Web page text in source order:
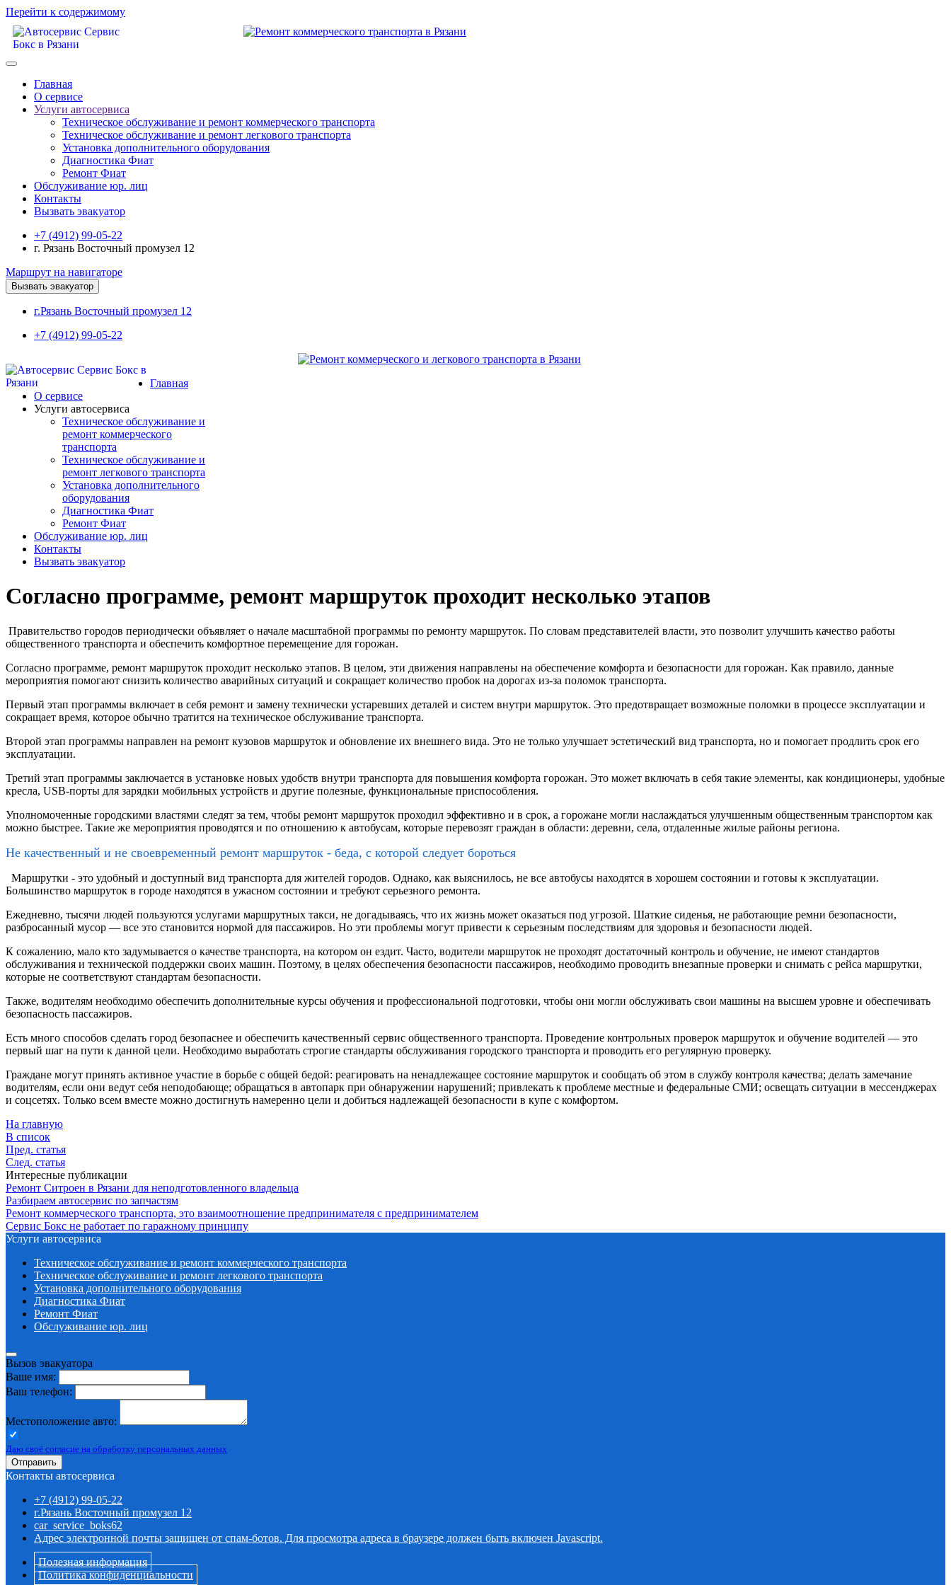
Перейти к содержимому
Главная
О сервисе
Услуги автосервиса
Техническое обcлуживание и ремонт коммерческого транспорта
Техническое обcлуживание и ремонт легкового транспорта
Установка дополнительного оборудования
Диагностика Фиат
Ремонт Фиат
Обслуживание юр. лиц
Контакты
Вызвать эвакуатор
+7 (4912) 99-05-22
г. Рязань Восточный промузел 12
Маршрут на навигаторе
Вызвать эвакуатор
г.Рязань Восточный промузел 12
+7 (4912) 99-05-22
Главная
О сервисе
Услуги автосервиса
Техническое обcлуживание и
ремонт коммерческого
транспорта
Техническое обcлуживание и
ремонт легкового транспорта
Установка дополнительного
оборудования
Диагностика Фиат
Ремонт Фиат
Обслуживание юр. лиц
Контакты
Вызвать эвакуатор
Согласно программе, ремонт маршруток проходит несколько этапов
Правительство городов периодически объявляет о начале масштабной программы по ремонту маршруток. По словам представителей власти, это позволит улучшить качество работы
общественного транспорта и обеспечить комфортное перемещение для горожан.
Согласно программе, ремонт маршруток проходит несколько этапов. В целом, эти движения направлены на обеспечение комфорта и безопасности для горожан. Как правило, данные
мероприятия помогают снизить количество аварийных ситуаций и сокращает количество пробок на дорогах из-за поломок транспорта.
Первый этап программы включает в себя ремонт и замену технически устаревших деталей и систем внутри маршруток. Это предотвращает возможные поломки в процессе эксплуатации и
сокращает время, которое обычно тратится на техническое обслуживание транспорта.
Второй этап программы направлен на ремонт кузовов маршруток и обновление их внешнего вида. Это не только улучшает эстетический вид транспорта, но и помогает продлить срок его
эксплуатации.
Третий этап программы заключается в установке новых удобств внутри транспорта для повышения комфорта горожан. Это может включать в себя такие элементы, как кондиционеры, удобные
кресла, USB-порты для зарядки мобильных устройств и другие полезные, функциональные приспособления.
Уполномоченные городскими властями следят за тем, чтобы ремонт маршруток проходил эффективно и в срок, а горожане могли наслаждаться улучшенным общественным транспортом как
можно быстрее. Такие же мероприятия проводятся и по отношению к автобусам, которые перевозят граждан в области: деревни, села, отдаленные жилые районы региона.
Не качественный и не своевременный ремонт маршруток - беда, с которой следует бороться
Маршрутки - это удобный и доступный вид транспорта для жителей городов. Однако, как выяснилось, не все автобусы находятся в хорошем состоянии и готовы к эксплуатации.
Большинство маршруток в городе находятся в ужасном состоянии и требуют серьезного ремонта.
Ежедневно, тысячи людей пользуются услугами маршрутных такси, не догадываясь, что их жизнь может оказаться под угрозой. Шаткие сиденья, не работающие ремни безопасности,
разбросанный мусор — все это становится нормой для пассажиров. Но эти проблемы могут привести к серьезным последствиям для здоровья и безопасности людей.
К сожалению, мало кто задумывается о качестве транспорта, на котором он ездит. Часто, водители маршруток не проходят достаточный контроль и обучение, не имеют стандартов
обслуживания и технической поддержки своих машин. Поэтому, в целях обеспечения безопасности пассажиров, необходимо проводить внезапные проверки и снимать с рейса маршрутки,
которые не соответствуют стандартам безопасности.
Также, водителям необходимо обеспечить дополнительные курсы обучения и профессиональной подготовки, чтобы они могли обслуживать свои машины на высшем уровне и обеспечивать
безопасность пассажиров.
Есть много способов сделать город безопаснее и обеспечить качественный сервис общественного транспорта. Проведение контрольных проверок маршруток и обучение водителей — это
первый шаг на пути к данной цели. Необходимо выработать строгие стандарты обслуживания городского транспорта и проводить его регулярную проверку.
Граждане могут принять активное участие в борьбе с общей бедой: реагировать на ненадлежащее состояние маршруток и сообщать об этом в службу контроля качества; делать замечание
водителям, если они ведут себя неподобающе; обращаться в автопарк при обнаружении нарушений; привлекать к проблеме местные и федеральные СМИ; освещать ситуации в мессенджерах
и соцсетях. Только всем вместе можно достигнуть намеренно цели и добиться надлежащей безопасности в купе с комфортом.
На главную
В список
Пред. статья
След. статья
Интересные публикации
Ремонт Ситроен в Рязани для неподготовленного владельца
Разбираем автосервис по запчастям
Ремонт коммерческого транспорта, это взаимоотношение предпринимателя с предпринимателем
Сервис Бокс не работает по гаражному принципу
Услуги автосервиса
Техническое обcлуживание и ремонт коммерческого транспорта
Техническое обcлуживание и ремонт легкового транспорта
Установка дополнительного оборудования
Диагностика Фиат
Ремонт Фиат
Обслуживание юр. лиц
Вызов эвакуатора
Ваше имя:
Ваш телефон:
Местоположение авто:
Даю своё согласие на обработку персональных данных
Отправить
Контакты автосервиса
+7 (4912) 99-05-22
г.Рязань Восточный промузел 12
car_service_boks62
Адрес электронной почты защищен от спам-ботов. Для просмотра адреса в браузере должен быть включен Javascript.
Полезная информация
Политика конфиденциальности